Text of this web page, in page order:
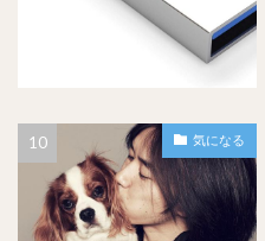
気になる